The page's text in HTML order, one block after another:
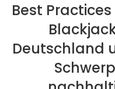
Best
Deutschland